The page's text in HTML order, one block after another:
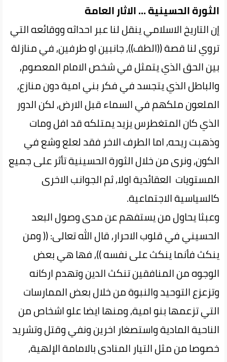
الثورة الحسينية ... الاثار العامة
إن التاريخ الاسلامي ينقل لنا عبر احداثه ووقائعه التي
تروي لنا قصة ((الطف)), جانبين او طرفين, في منازلة
بين الحق الذي يتمثل في شخص الامام المعصوم,
والباطل الذي يتجسد في فكر بني امية دون منازع,
الملعون ملكهم في السماء قبل الارض, لكن الدور
الذي كان المتغطرس يزيد يمتلكه قد افل ومات
وذهبت ريحه, اما الطرف الاخر فقد لعلع وشع في
الكون, ونرى من خلال الثورة الحسينية تأثر على جميع
المستويات العقائدية اولا, ثم الجوانب الاخرى
كالسياسية الاجتماعية.
وعبثا يحاول من يستفهم عن مدى وصول البعد
الحسيني في قلوب الاحرار, قال الله تعالى: (( ومن
ينكث فأنما ينكث على نفسه )), فها هي بعض
الوجوه من المنافقين تنكث الدين وتهدم اركانه
وتزعزع التوحيد والنبوة من خلال بعض الممارسات
التي تزعمها بنو امية, ومنها ايضا علو اشخاص من
الناحية المادية واستصغار اخرين ونفي وقتل وتشريد
خصوصا من مثل التيار المنادى بالامامة الإلهية,